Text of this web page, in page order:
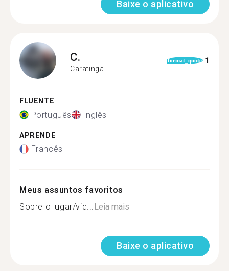
Baixe o aplicativo
C.
Caratinga
format_quote 1
FLUENTE
Português Inglês
APRENDE
Francês
Meus assuntos favoritos
Sobre o lugar/vid...Leia mais
Baixe o aplicativo